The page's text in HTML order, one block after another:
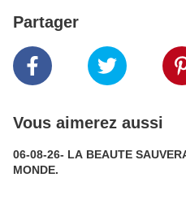
Partager
Vous aimerez aussi
06-08-26- LA BEAUTE
MONDE.